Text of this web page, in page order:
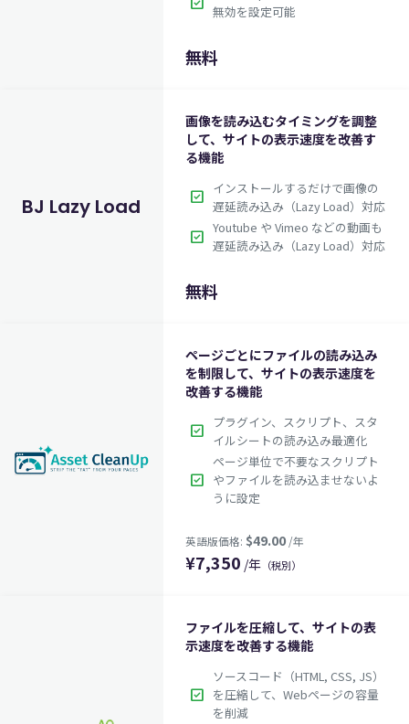
無効を設定可能
無料
BJ Lazy Load
画像を読み込むタイミングを調整
して、サイトの表示速度を改善す
る機能
check_box インストールするだけで画像の
遅延読み込み（Lazy Load）対応
check_box Youtube や Vimeo などの動画も
遅延読み込み（Lazy Load）対応
無料
ページごとにファイルの読み込み
を制限して、サイトの表示速度を
改善する機能
check_box
プラグイン、スクリプト、スタ
イルシートの読み込み最適化
check_box
ページ単位で不要なスクリプト
やファイルを読み込ませないよ
うに設定
¥7,350 /年 （税別）
ファイルを圧縮して、サイトの表
示速度を改善する機能
check_box
ソースコード（HTML, CSS, JS）
を圧縮して、Webページの容量
を削減